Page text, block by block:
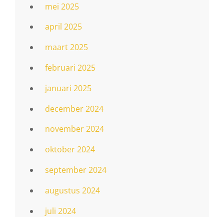
mei 2025
april 2025
maart 2025
februari 2025
januari 2025
december 2024
november 2024
oktober 2024
september 2024
augustus 2024
juli 2024